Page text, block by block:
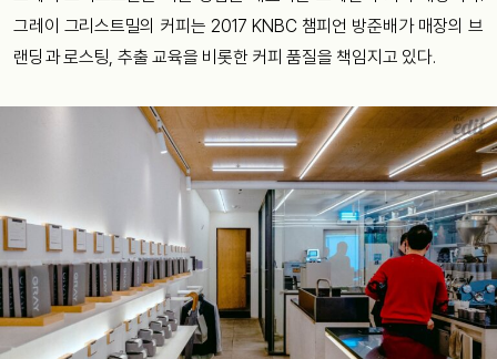
그레이 그리스트밀의 커피는 2017 KNBC 챔피언 방준배가 매장의 브
랜딩과 로스팅, 추출 교육을 비롯한 커피 품질을 책임지고 있다.